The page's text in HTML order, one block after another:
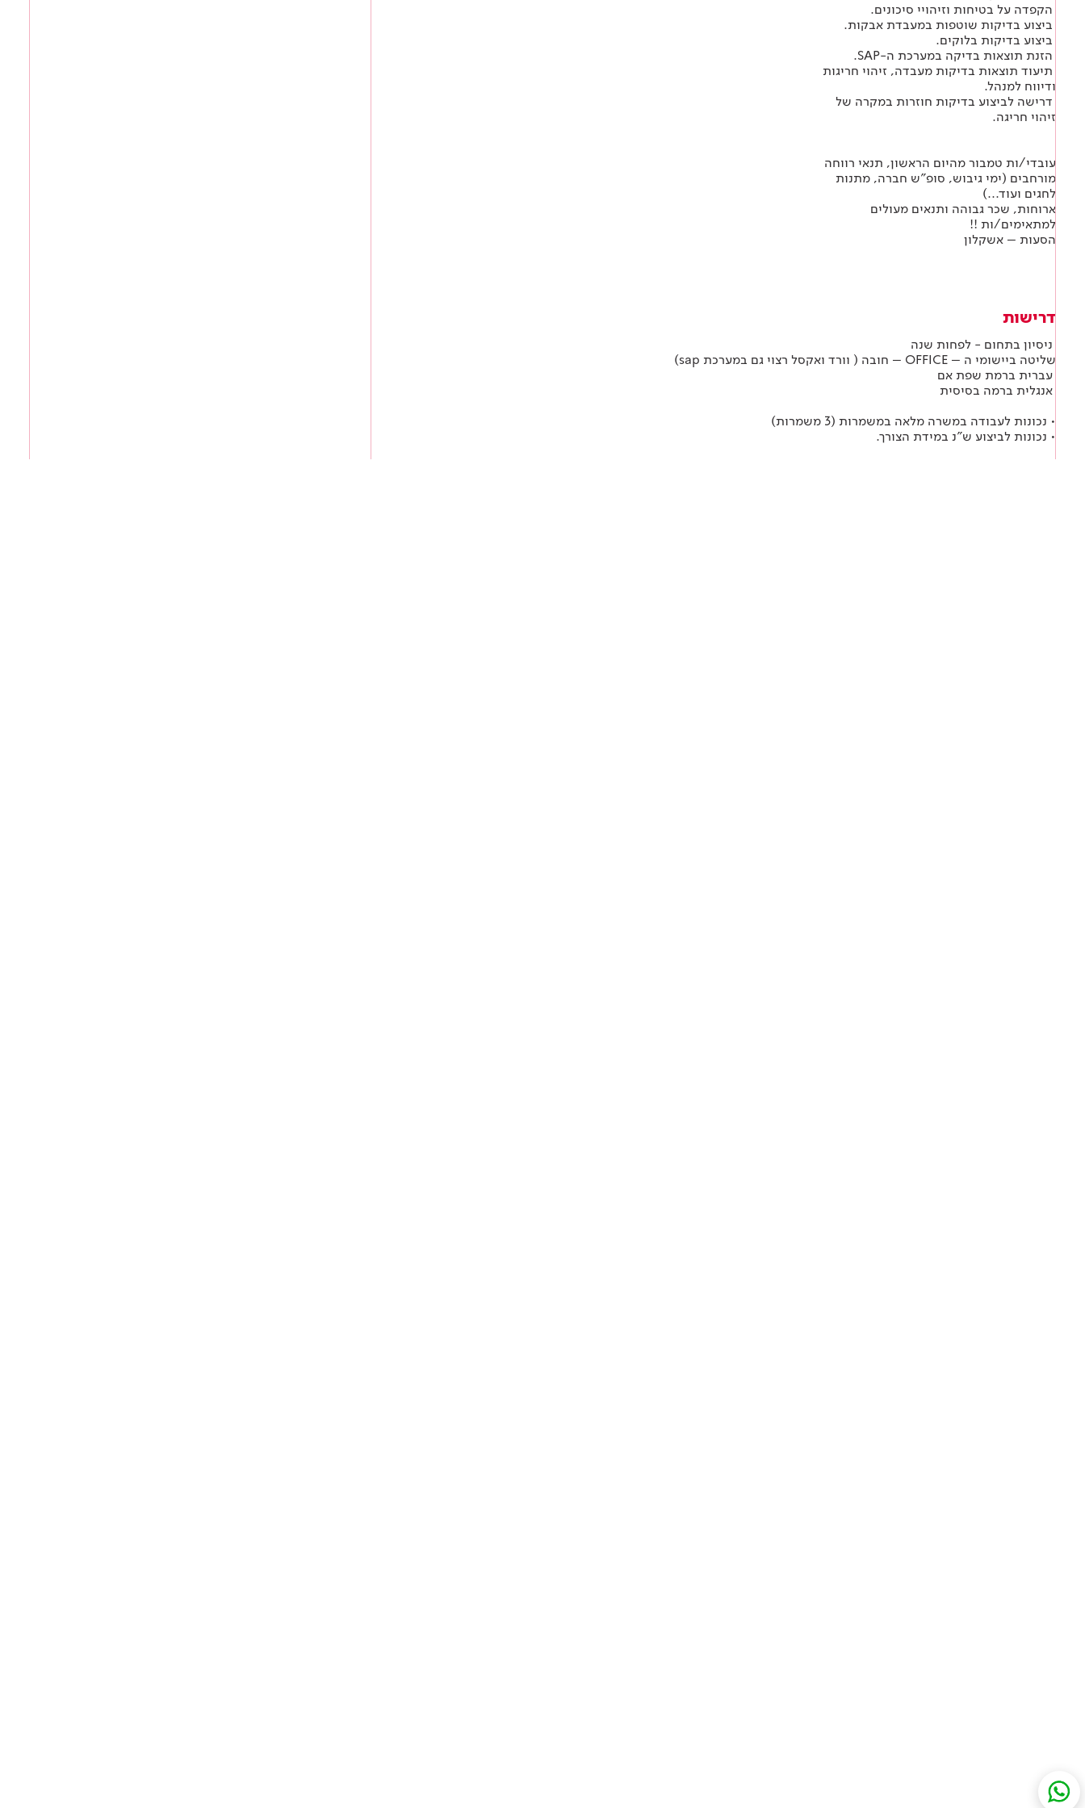
הקפדה על בטיחות וזיהויי סיכונים.
ביצוע בדיקות שוטפות במעבדת אבקות.
ביצוע בדיקות בלוקים.
הזנת תוצאות בדיקה במערכת ה-SAP.
תיעוד תוצאות בדיקות מעבדה, זיהוי חריגות
ודיווח למנהל.
דרישה לביצוע בדיקות חוזרות במקרה של
זיהוי חריגה.
עובדי/ות טמבור מהיום הראשון, תנאי רווחה
מורחבים (ימי גיבוש, סופ"ש חברה, מתנות
לחגים ועוד...)
ארוחות, שכר גבוהה ותנאים מעולים
למתאימים/ות !!
הסעות – אשקלון
דרישות
ניסיון בתחום - לפחות שנה
שליטה ביישומי ה – OFFICE – חובה ( וורד ואקסל רצוי גם במערכת sap)
עברית ברמת שפת אם
אנגלית ברמה בסיסית
• נכונות לעבודה במשרה מלאה במשמרות (3 משמרות)
• נכונות לביצוע ש"נ במידת הצורך.